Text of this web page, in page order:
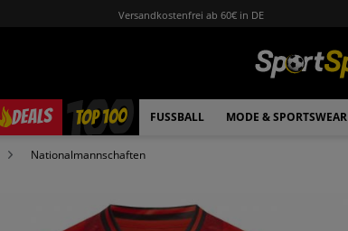
Versandkostenfrei ab 60€ in DE
DEALS TOP 100 FUSSBALL MODE & SPORTSWEAR
Nationalmannschaften